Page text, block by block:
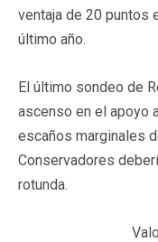
ventaja de 20 puntos
último año.
El último sondeo de
ascenso en el apoyo
escaños marginales
Conservadores
rotunda.